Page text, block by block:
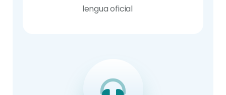
lengua oficial